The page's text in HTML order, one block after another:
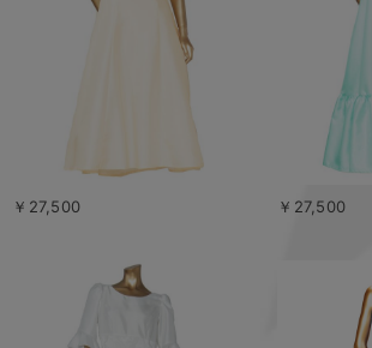
￥27,500 ￥27,500